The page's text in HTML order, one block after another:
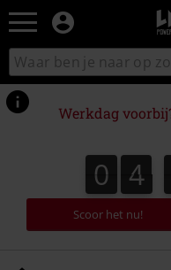
Zoek
in
catalogus
Werkdag
0
0 4
4
Scoor het nu!